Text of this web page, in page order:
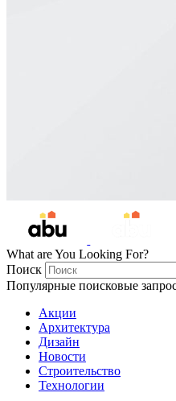
What are You Looking For?
Поиск
Популярные поисковые
Акции
Архитектура
Дизайн
Новости
Строительство
Технологии